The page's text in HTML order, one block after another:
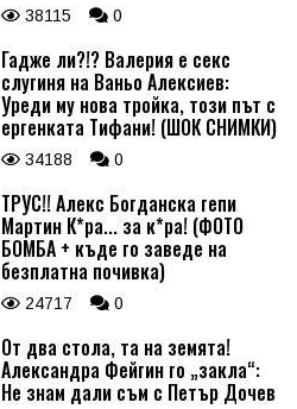
38115 0
Гадже ли?!? Валерия е секс
слугиня на Ваньо Алексиев:
Уреди му нова тройка, този път с
ергенката Тифани! (ШОК СНИМКИ)
34188 0
ТРУС!! Алекс Богданска гепи
Мартин К*ра... за к*ра! (ФОТО
БОМБА + къде го заведе на
безплатна почивка)
24717 0
От два стола, та на земята!
Александра Фейгин го „закла“:
Не знам дали съм с Петър Дочев